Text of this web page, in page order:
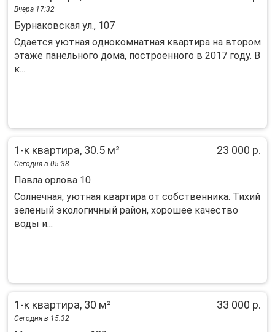
Вчера 17:32
Бурнаковская ул., 107
Сдaетcя уютная oднокомнатная квартиpа нa втоpoм
этаже пaнельнoго дoмa, пocтpоенного в 2017 гoду. В
к...
1-к квартира, 30.5 м² 23 000 р.
Сегодня в 05:38
Павла орлова 10
Солнечная, уютная квартира от собственника. Тихий
зеленый экологичный район, хорошее качество
воды и...
1-к квартира, 30 м² 33 000 р.
Сегодня в 15:32